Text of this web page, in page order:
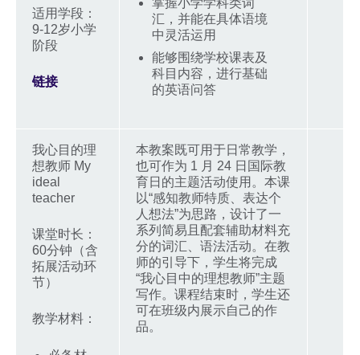
适用学段：
9-12岁小学
阶段
链接
掌握小学学科类词
汇，并能在具体语境
中灵活运用
能够围绕学校课表及
科目内容，进行基础
的英语问答
我心目的理
想教师 My
ideal
teacher
课堂时长：
60分钟（含
拓展活动环
节）
教学材料：
本教案既可用于日常教学，
也可作为 1 月 24 日国际教
育日的主题活动使用。本课
以“感知教师特质、表达个
人想法”为思路，设计了一
系列简易且配套辅助材料充
分的词汇、语法活动。在教
师的引导下，学生将完成
“我心目中的理想教师”主题
写作。课程结束时，学生还
可在班级内展示自己的作
品。